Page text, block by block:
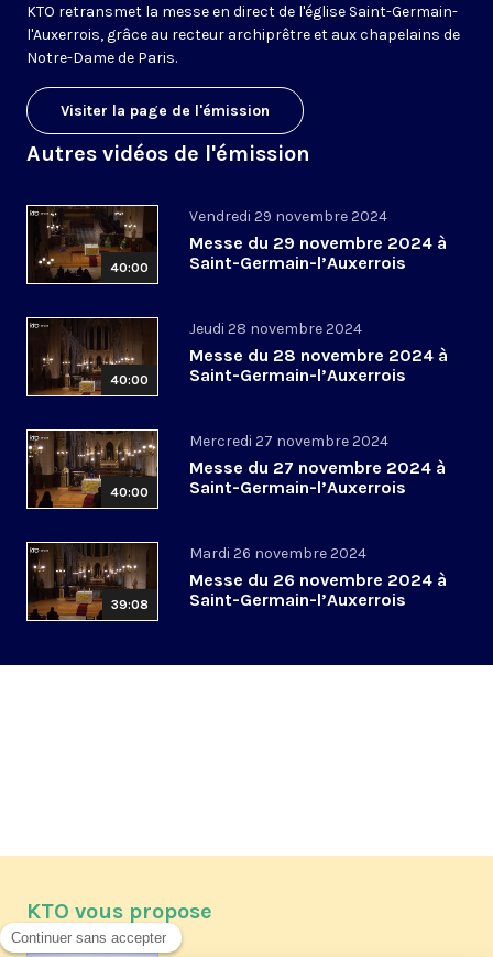
KTO retransmet la messe en direct de l'église Saint-Germain-
l'Auxerrois, grâce au recteur archiprêtre et aux chapelains de
Notre-Dame de Paris.
Visiter la page de l'émission
Autres vidéos de l'émission
40:00
Vendredi 29 novembre 2024
Messe du 29 novembre 2024 à
Saint-Germain-l’Auxerrois
40:00
Jeudi 28 novembre 2024
Messe du 28 novembre 2024 à
Saint-Germain-l’Auxerrois
40:00
Mercredi 27 novembre 2024
Messe du 27 novembre 2024 à
Saint-Germain-l’Auxerrois
39:08
Mardi 26 novembre 2024
Messe du 26 novembre 2024 à
Saint-Germain-l’Auxerrois
KTO vous propose